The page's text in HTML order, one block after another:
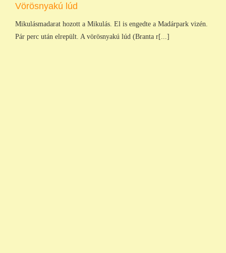
Vörösnyakú lúd
Mikulásmadarat hozott a Mikulás. El is engedte a Madárpark vizén.
Pár perc után elrepült. A vörösnyakú lúd (Branta r[...]